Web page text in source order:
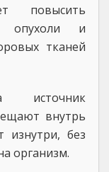
повысить
опухоли и
тканей
внутрь
изнутри, без
организм.